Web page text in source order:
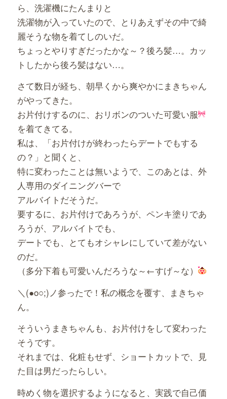
ら、洗濯機にたんまりと
洗濯物が入っていたので、とりあえずその中で綺
麗そうな物を着てしのいだ。
ちょっとやりすぎだったかな～？後ろ髪…。カッ
トしたから後ろ髪はない…。
さて数日が経ち、朝早くから爽やかにまきちゃん
がやってきた。
お片付けするのに、おリボンのついた可愛い服
を着てきてる。
私は、「お片付けが終わったらデートでもする
の？」と聞くと、
特に変わったことは無いようで、このあとは、外
人専用のダイニングバーで
アルバイトだそうだ。
要するに、お片付けであろうが、ペンキ塗りであ
ろうが、アルバイトでも、
デートでも、とてもオシャレにしていて差がない
のだ。
（多分下着も可愛いんだろうな～←すげ～な）
＼(●o○;)ノ参ったで！私の概念を覆す、まきちゃ
ん。
そういうまきちゃんも、お片付けをして変わった
そうです。
それまでは、化粧もせず、ショートカットで、見
た目は男だったらしい。
時めく物を選択するようになると、実践で自己価